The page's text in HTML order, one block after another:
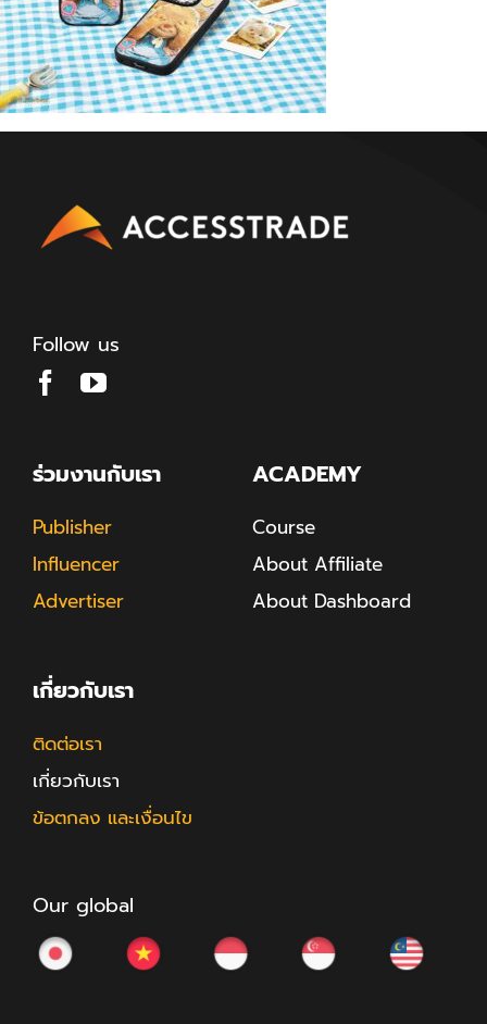
Follow us
ร่วมงานกับเรา
Publisher
Influencer
Advertiser
ACADEMY
Course
About Affiliate
About Dashboard
เกี่ยวกับเรา
ติดต่อเรา
เกี่ยวกับเรา
ข้อตกลง และเงื่อนไข
Our global